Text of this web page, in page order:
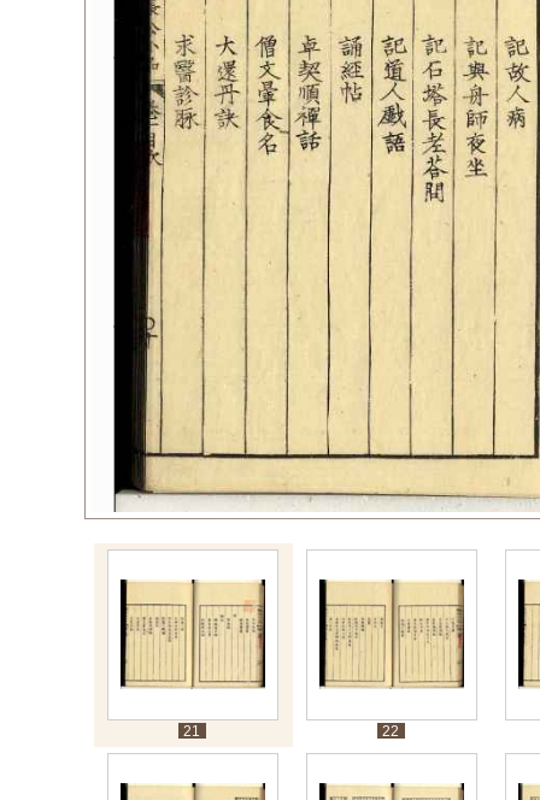
21 22